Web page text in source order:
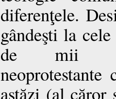
diferenţele.
gândeşti la
de mii de
astăzi (al căror